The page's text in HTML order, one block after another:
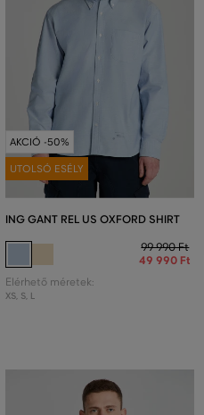
AKCIÓ -50%
UTOLSÓ ESÉLY
ING GANT REL US OXFORD SHIRT
99 990 Ft
49 990 Ft
Elérhető méretek:
XS, S, L